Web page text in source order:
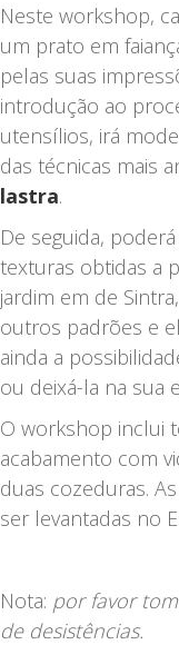
Técnica
de
Lastra
|
5
SET
|
10h00
-
11h30
|
PT/EN
|
mais...
Neste workshop,
um prato em
pelas suas
introdução ao
utensílios, irá
das técnicas mais
lastra.
De seguida,
texturas obtidas a
jardim em de
outros padrões e
ainda a
ou deixá-la na sua
O workshop inclui
acabamento com
duas cozeduras.
ser levantadas no
Nota: por favor
de desistências.